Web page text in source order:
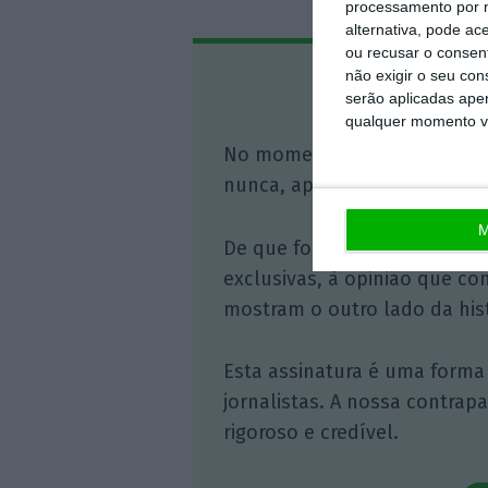
processamento por
alternativa, pode
ou recusar o
não exigir o seu
serão aplicadas
qualquer momento
Assine o
No momento em que a
nunca, apoie o jornalismo
De que forma? Assine o
exclusivas, à opinião que
mostram o outro lado da
Esta assinatura é uma
jornalistas. A nossa
rigoroso e credível.